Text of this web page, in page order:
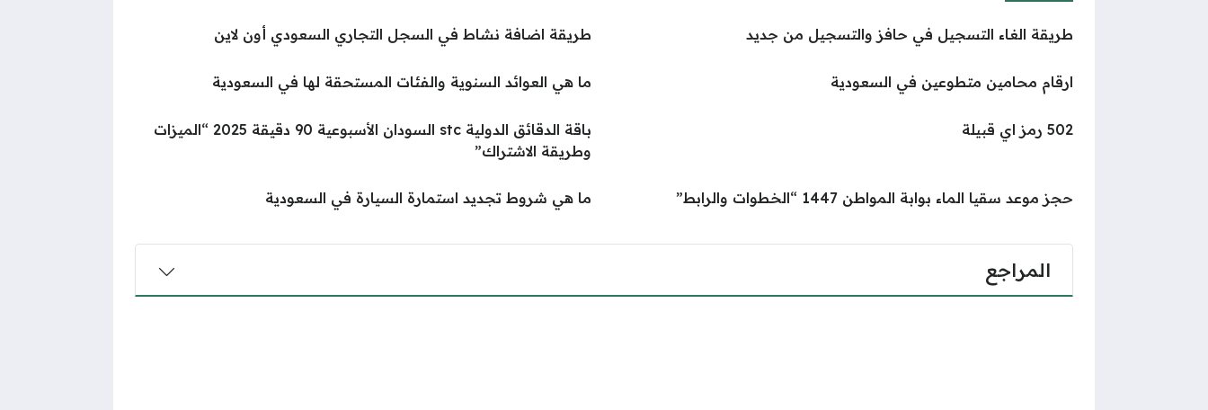
طريقة الغاء التسجيل في حافز والتسجيل من جديد طريقة اضافة نشاط في السجل التجاري السعودي أون لاين
ارقام محامين متطوعين في السعودية ما هي العوائد السنوية والفئات المستحقة لها في السعودية
502 رمز اي قبيلة
باقة الدقائق الدولية stc السودان الأسبوعية 90 دقيقة 2025 “الميزات
وطريقة الاشتراك”
حجز موعد سقيا الماء بوابة المواطن 1447 “الخطوات والرابط” ما هي شروط تجديد استمارة السيارة في السعودية
المراجع